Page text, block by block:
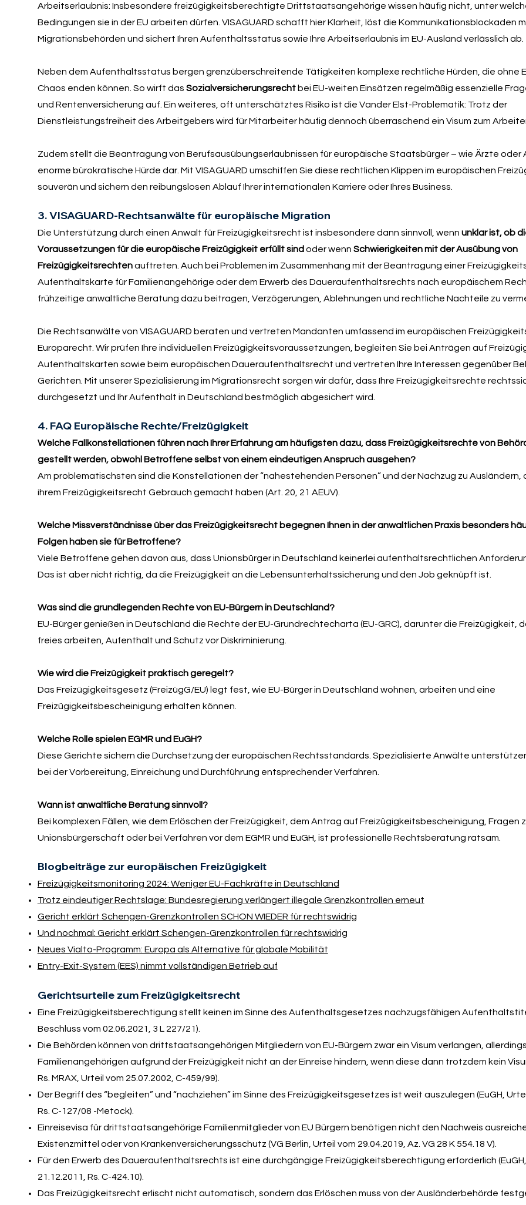
Arbeitserlaubnis: Insbesondere freizügigkeitsberechtigte Drittstaatsangehörige wissen häufig nicht, unter
Bedingungen sie in der EU arbeiten dürfen. VISAGUARD schafft hier Klarheit, löst die Kommunikationsblockaden
Migrationsbehörden und sichert Ihren Aufenthaltsstatus sowie Ihre Arbeitserlaubnis im EU-Ausland verlässlich ab.
Neben dem Aufenthaltsstatus bergen grenzüberschreitende Tätigkeiten komplexe rechtliche Hürden, die ohne
Chaos enden können. So wirft das Sozialversicherungsrechtbei EU-weiten Einsätzen regelmäßig essenzielle
und Rentenversicherung auf. Ein weiteres, oft unterschätztes Risiko ist die Vander Elst-Problematik: Trotz der
Dienstleistungsfreiheit des Arbeitgebers wird für Mitarbeiter häufig dennoch überraschend ein Visum zum
Zudem stellt die Beantragung von Berufsausübungserlaubnissen für europäische Staatsbürger – wie Ärzte oder
enorme bürokratische Hürde dar. Mit VISAGUARD umschiffen Sie diese rechtlichen Klippen im europäischen
souverän und sichern den reibungslosen Ablauf Ihrer internationalen Karriere oder Ihres Business.
3. VISAGUARD-Rechtsanwälte für europäische Migration
Die Unterstützung durch einen Anwalt für Freizügigkeitsrecht ist insbesondere dann sinnvoll, wenn unklar ist, ob
Voraussetzungen für die europäische Freizügigkeit erfüllt sind oder wenn Schwierigkeiten mit der Ausübung von
Freizügigkeitsrechtenauftreten. Auch bei Problemen im Zusammenhang mit der Beantragung einer
Aufenthaltskarte für Familienangehörige oder dem Erwerb des Daueraufenthaltsrechts nach europäischem
frühzeitige anwaltliche Beratung dazu beitragen, Verzögerungen, Ablehnungen und rechtliche Nachteile zu
Die Rechtsanwälte von VISAGUARD beraten und vertreten Mandanten umfassend im europäischen
Europarecht. Wir prüfen Ihre individuellen Freizügigkeitsvoraussetzungen, begleiten Sie bei Anträgen auf
Aufenthaltskarten sowie beim europäischen Daueraufenthaltsrecht und vertreten Ihre Interessen gegenüber
Gerichten. Mit unserer Spezialisierung im Migrationsrecht sorgen wir dafür, dass Ihre Freizügigkeitsrechte
durchgesetzt und Ihr Aufenthalt in Deutschland bestmöglich abgesichert wird.
4. FAQ Europäische Rechte/Freizügigkeit
Welche Fallkonstellationen führen nach Ihrer Erfahrung am häufigsten dazu, dass Freizügigkeitsrechte von
gestellt werden, obwohl Betroffene selbst von einem eindeutigen Anspruch ausgehen?
Am problematischsten sind die Konstellationen der “nahestehenden Personen” und der Nachzug zu Ausländern,
ihrem Freizügigkeitsrecht Gebrauch gemacht haben (Art. 20, 21 AEUV).
Welche Missverständnisse über das Freizügigkeitsrecht begegnen Ihnen in der anwaltlichen Praxis besonders
Folgen haben sie für Betroffene?
Viele Betroffene gehen davon aus, dass Unionsbürger in Deutschland keinerlei aufenthaltsrechtlichen
Das ist aber nicht richtig, da die Freizügigkeit an die Lebensunterhaltssicherung und den Job geknüpft ist.
Was sind die grundlegenden Rechte von EU-Bürgern in Deutschland?
EU-Bürger genießen in Deutschland die Rechte der EU-Grundrechtecharta (EU-GRC), darunter die Freizügigkeit,
freies arbeiten, Aufenthalt und Schutz vor Diskriminierung.
Wie wird die Freizügigkeit praktisch geregelt?
Das Freizügigkeitsgesetz (FreizügG/EU) legt fest, wie EU-Bürger in Deutschland wohnen, arbeiten und eine
Freizügigkeitsbescheinigung erhalten können.
Welche Rolle spielen EGMR und EuGH?
Diese Gerichte sichern die Durchsetzung der europäischen Rechtsstandards. Spezialisierte Anwälte
bei der Vorbereitung, Einreichung und Durchführung entsprechender Verfahren.
Wann ist anwaltliche Beratung sinnvoll?
Bei komplexen Fällen, wie dem Erlöschen der Freizügigkeit, dem Antrag auf Freizügigkeitsbescheinigung, Fragen
Unionsbürgerschaft oder bei Verfahren vor dem EGMR und EuGH, ist professionelle Rechtsberatung ratsam.
Blogbeiträge zur europäischen Freizügigkeit
Freizügigkeitsmonitoring 2024: Weniger EU-Fachkräfte in Deutschland
Trotz eindeutiger Rechtslage: Bundesregierung verlängert illegale Grenzkontrollen erneut
Gericht erklärt Schengen-Grenzkontrollen SCHON WIEDER für rechtswidrig
Und nochmal: Gericht erklärt Schengen-Grenzkontrollen für rechtswidrig
Neues Vialto-Programm: Europa als Alternative für globale Mobilität
Entry-Exit-System (EES) nimmt vollständigen Betrieb auf
Gerichtsurteile zum Freizügigkeitsrecht
Eine Freizügigkeitsberechtigung stellt keinen im Sinne des Aufenthaltsgesetzes nachzugsfähigen
Beschluss vom 02.06.2021, 3 L 227/21).
Die Behörden können von drittstaatsangehörigen Mitgliedern von EU-Bürgern zwar ein Visum verlangen,
Familienangehörigen aufgrund der Freizügigkeit nicht an der Einreise hindern, wenn diese dann trotzdem kein
Rs. MRAX, Urteil vom 25.07.2002, C-459/99).
Der Begriff des “begleiten” und “nachziehen” im Sinne des Freizügigkeitsgesetzes ist weit auszulegen (EuGH,
Rs. C-127/08 -Metock).
Einreisevisa für drittstaatsangehörige Familienmitglieder von EU Bürgern benötigen nicht den Nachweis
Existenzmittel oder von Krankenversicherungsschutz (VG Berlin, Urteil vom 29.04.2019, Az. VG 28 K 554.18 V).
Für den Erwerb des Daueraufenthaltsrechts ist eine durchgängige Freizügigkeitsberechtigung erforderlich
21.12.2011, Rs. C-424.10).
Das Freizügigkeitsrecht erlischt nicht automatisch, sondern das Erlöschen muss von der Ausländerbehörde